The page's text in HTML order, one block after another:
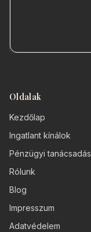
Oldalak
Kezdőlap
Ingatlant kínálok
Pénzügyi tanácsadás
Rólunk
Blog
Impresszum
Adatvédelem